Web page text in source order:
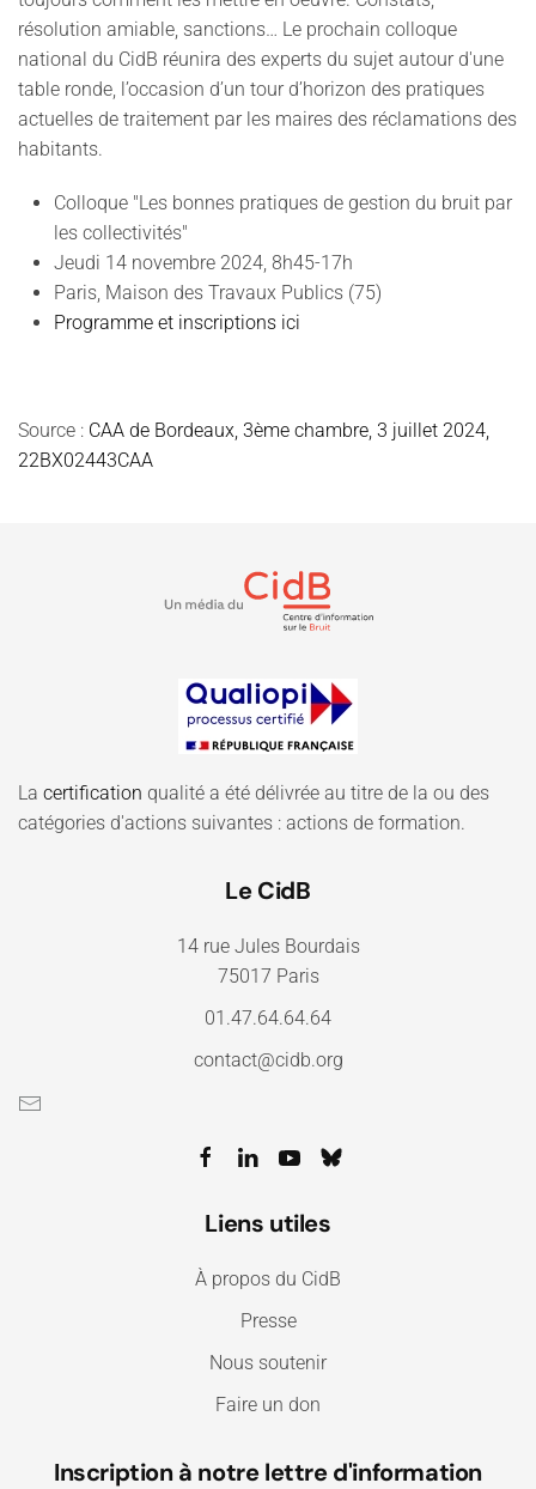
résolution amiable, sanctions… Le prochain colloque
national du CidB réunira des experts du sujet autour d'une
table ronde, l’occasion d’un tour d’horizon des pratiques
actuelles de traitement par les maires des réclamations des
habitants.
Colloque "Les bonnes pratiques de gestion du bruit par
les collectivités"
Jeudi 14 novembre 2024, 8h45-17h
Paris, Maison des Travaux Publics (75)
Programme et inscriptions ici
Source : CAA de Bordeaux, 3ème chambre, 3 juillet 2024,
22BX02443CAA
La certification qualité a été délivrée au titre de la ou des
catégories d'actions suivantes : actions de formation.
Le CidB
14 rue Jules Bourdais
75017 Paris
01.47.64.64.64
contact@cidb.org
Liens utiles
À propos du CidB
Presse
Nous soutenir
Faire un don
Inscription à notre lettre d'information